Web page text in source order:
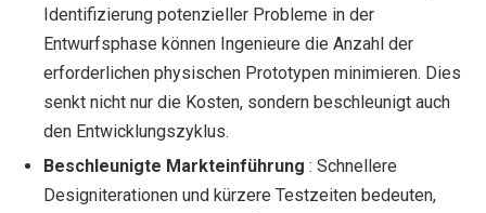
Identifizierung potenzieller Probleme in der
Entwurfsphase können Ingenieure die Anzahl der
erforderlichen physischen Prototypen minimieren. Dies
senkt nicht nur die Kosten, sondern beschleunigt auch
den Entwicklungszyklus.
Beschleunigte Markteinführung : Schnellere
Designiterationen und kürzere Testzeiten bedeuten,